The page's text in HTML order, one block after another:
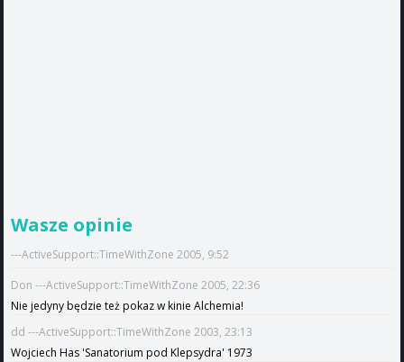
Wasze opinie
---ActiveSupport::TimeWithZone 2005, 9:52
Don ---ActiveSupport::TimeWithZone 2005, 22:36
Nie jedyny będzie też pokaz w kinie Alchemia!
dd ---ActiveSupport::TimeWithZone 2003, 23:13
Wojciech Has 'Sanatorium pod Klepsydra' 1973